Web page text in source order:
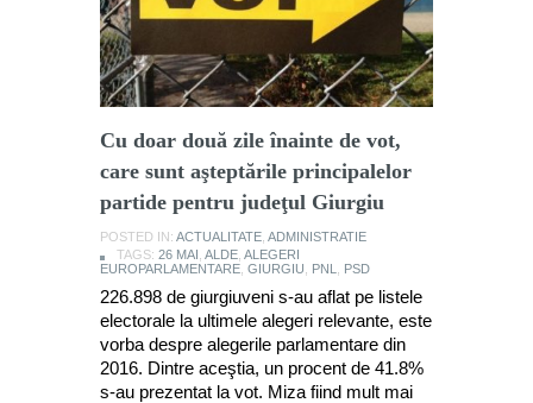
Cu doar două zile înainte de vot,
care sunt aşteptările principalelor
partide pentru judeţul Giurgiu
POSTED IN: ACTUALITATE ADMINISTRATIE
TAGS: 26 MAI ALDE ALEGERI
EUROPARLAMENTARE GIURGIU PNL PSD
226.898 de giurgiuveni s-au aflat pe listele
electorale la ultimele alegeri relevante, este
vorba despre alegerile parlamentare din
2016. Dintre aceştia, un procent de 41.8%
s-au prezentat la vot. Miza fiind mult mai